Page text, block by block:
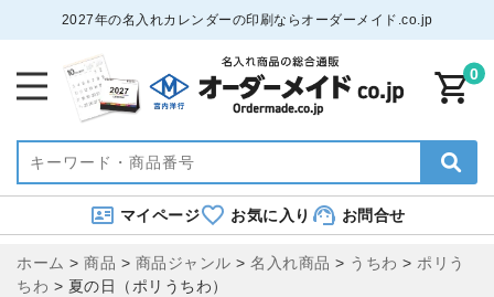
2027年の名入れカレンダーの印刷ならオーダーメイド.co.jp
0
マイページ お気に入り お問合せ
ホーム > 商品 > 商品ジャンル > 名入れ商品 > うちわ > ポリう
ちわ > 夏の日（ポリうちわ）